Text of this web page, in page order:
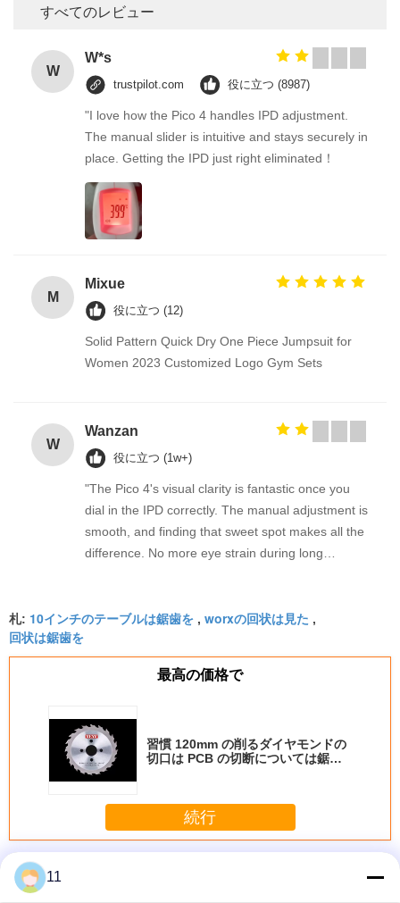
すべてのレビュー
W
W*s
trustpilot.com 役に立つ (8987)
"I love how the Pico 4 handles IPD adjustment.
The manual slider is intuitive and stays securely in
place. Getting the IPD just right eliminated！
M
Mixue
役に立つ (12)
Solid Pattern Quick Dry One Piece Jumpsuit for
Women 2023 Customized Logo Gym Sets
W
Wanzan
役に立つ (1w+)
"The Pico 4's visual clarity is fantastic once you
dial in the IPD correctly. The manual adjustment is
smooth, and finding that sweet spot makes all the
difference. No more eye strain during long
fantastic once you dial in the IPD correctly. The
sweet spot makes all the difference. No more eye
strain during long sessions. Highly recommend
visual clarity is fantastic once you dial in the IPD
correctly. The manual adjustment is smooth, and
finding that sweet spot makes all the difference.
recommend taking the time to set it up
properly!""The Pico 4's visual clarity is fantastic
once you dial in the IPD correctly. The manual
札: 10インチのテーブルは鋸歯を , worxの回状は見た ,
回状は鋸歯を
最高の価格で
習慣 120mm の削るダイヤモンドの
切口は PCB の切断については鋸歯
続行
多く 記録は鋸歯を
11